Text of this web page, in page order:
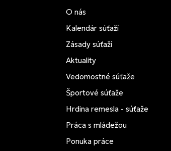
O nás
Kalendár súťaží
Zásady súťaží
Aktuality
Vedomostné súťaže
Športové súťaže
Hrdina remesla - súťaže
Práca s mládežou
Ponuka práce